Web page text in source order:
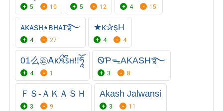
5 10 5 12 4 15
ᴀᴋᴀѕʜ٭ʙʜᴀɪ࿐
4 27
★κ✰şH
4 4
ㅤㅤ01么㊭ㅤᎪᴋꫝ֟፝ꜱʜㅤ!!ཧཱོ
4 1
ᏫƤᯓAKASH࿐
3 8
ＦＳ-ＡＫＡＳＨ
3 9
Akash Jalwansi
3 11